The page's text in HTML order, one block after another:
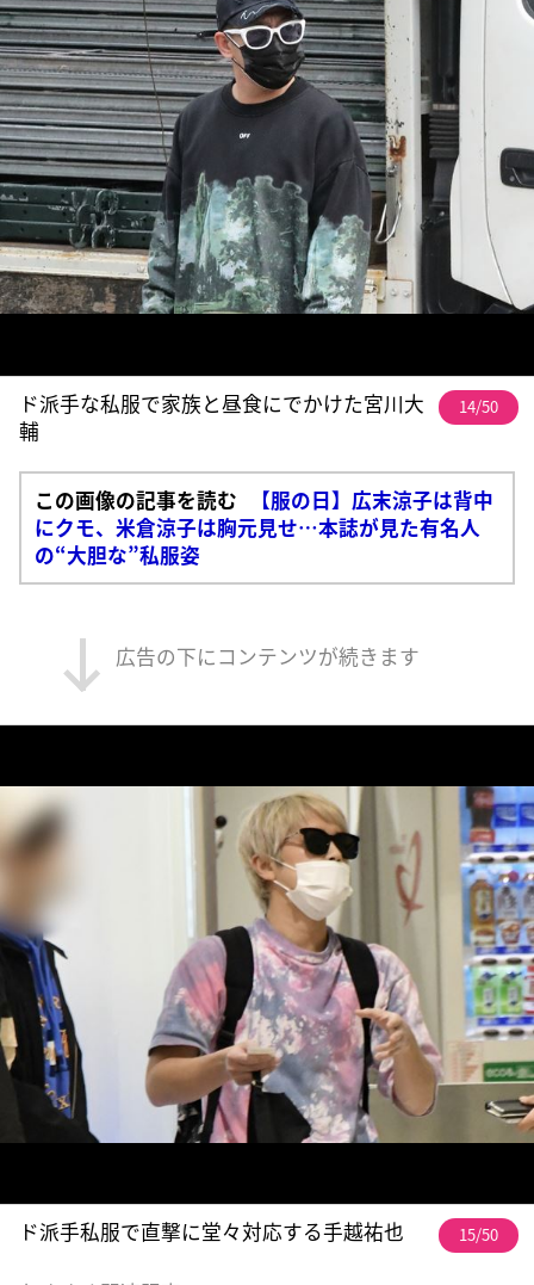
ド派手な私服で家族と昼食にでかけた宮川大
輔
14/50
この画像の記事を読む
【服の日】広末涼子は背中
にクモ、米倉涼子は胸元見せ…本誌が見た有名人
の“大胆な”私服姿
広告の下にコンテンツが続きます
ド派手私服で直撃に堂々対応する手越祐也 15/50